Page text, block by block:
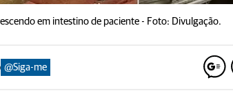
em intestino de paciente - Foto: Divulgação.
@Siga-me